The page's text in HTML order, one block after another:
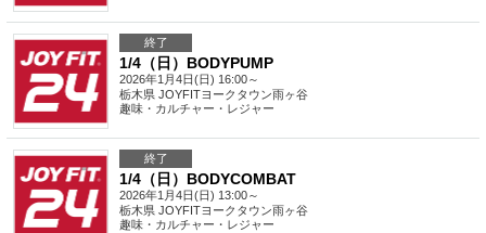
終了
1/4（日）BODYPUMP
2026年1月4日(日) 16:00～
栃木県 JOYFITヨークタウン雨ヶ谷
趣味・カルチャー・レジャー
終了
1/4（日）BODYCOMBAT
2026年1月4日(日) 13:00～
栃木県 JOYFITヨークタウン雨ヶ谷
趣味・カルチャー・レジャー